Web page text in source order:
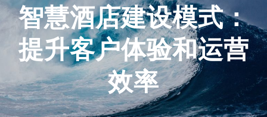
智慧酒店建设模式：
提升客户体验和运营
效率